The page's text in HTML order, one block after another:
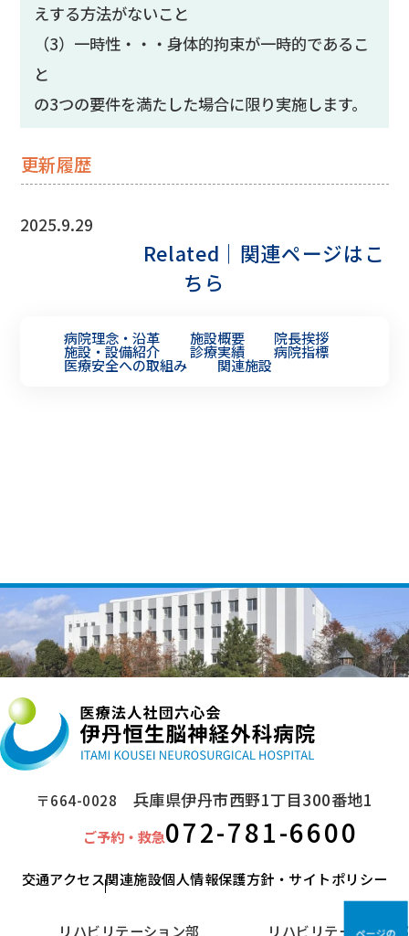
えする方法がないこと
（3）一時性・・・身体的拘束が一時的であるこ
と
の3つの要件を満たした場合に限り実施します。
更新履歴
2025.9.29
Related｜関連ページはこ
ちら
病院理念・沿革 施設概要 院長挨拶
施設・設備紹介 診療実績 病院指標
医療安全への取組み 関連施設
〒664-0028 兵庫県伊丹市西野1丁目300番地1
ご予約・救急072-781-6600
交通アクセス関連施設個人情報保護方針・サイトポリシー
リハビリテーション部 リハビリテーション部